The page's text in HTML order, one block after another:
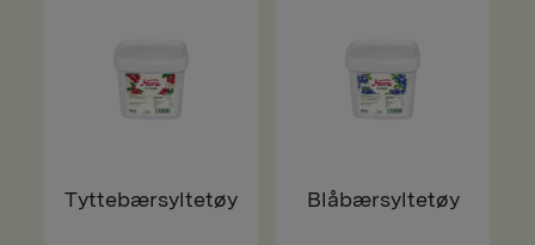
Tyttebærsyltetøy Blåbærsyltetøy